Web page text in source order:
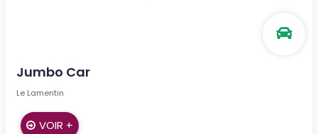
Jumbo Car
Le Lamentin
VOIR +